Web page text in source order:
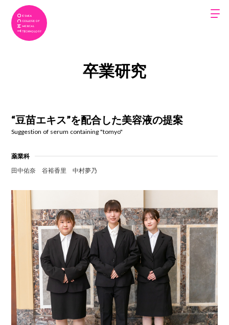
卒業研究
“豆苗エキス”を配合した美容液の提案
Suggestion of serum containing "tomyo"
薬業科
田中佑奈
谷裕香里 中村夢乃